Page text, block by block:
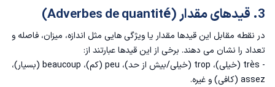
3. قیدهای مقدار (Adverbes de quantité)
در نقطه مقابل این قیدها مقدار یا ویژگی هایی مثل اندازه، میزان، فاصله و
تعداد را نشان می دهند. برخی از این قیدها عبارتند از:
- très (خیلی)، trop (خیلی/بیش از حد)، peu (کم)، beaucoup (بسیار)،
assez (کافی) و غیره.